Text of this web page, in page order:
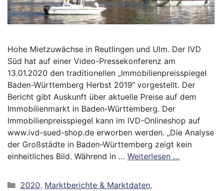
Hohe Mietzuwächse in Reutlingen und Ulm. Der IVD
Süd hat auf einer Video-Pressekonferenz am
13.01.2020 den traditionellen „Immobilienpreisspiegel
Baden-Württemberg Herbst 2019“ vorgestellt. Der
Bericht gibt Auskunft über aktuelle Preise auf dem
Immobilienmarkt in Baden-Württemberg. Der
Immobilienpreisspiegel kann im IVD-Onlineshop auf
www.ivd-sued-shop.de erworben werden. „Die Analyse
der Großstädte in Baden-Württemberg zeigt kein
einheitliches Bild. Während in … Weiterlesen …
Kategorien
2020, Marktberichte & Marktdaten,